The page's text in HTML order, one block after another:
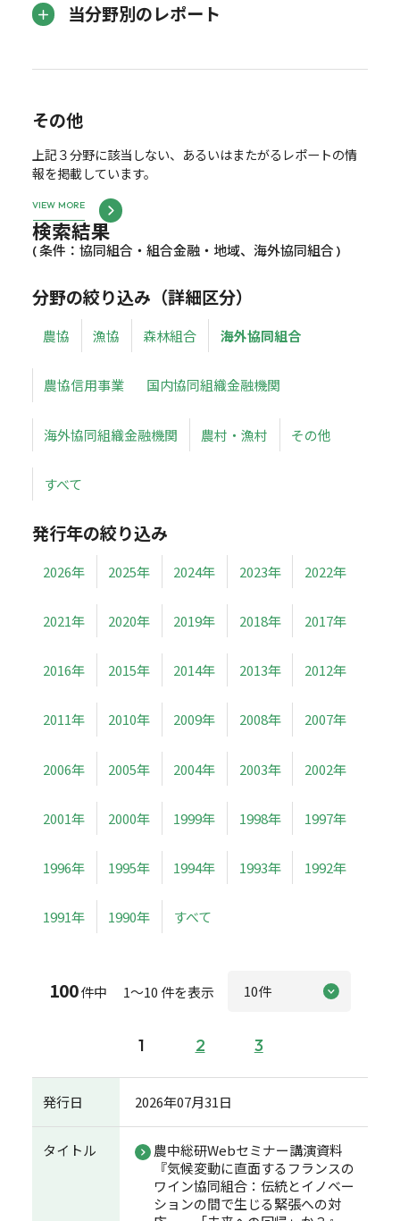
当分野別のレポート
その他
上記３分野に該当しない、あるいはまたがるレポートの情
報を掲載しています。
VIEW MORE
検索結果
( 条件：協同組合・組合金融・地域、海外協同組合 )
分野の絞り込み（詳細区分）
農協 漁協 森林組合 海外協同組合
農協信用事業 国内協同組織金融機関
海外協同組織金融機関 農村・漁村 その他
すべて
発行年の絞り込み
2026年 2025年 2024年 2023年 2022年
2021年 2020年 2019年 2018年 2017年
2016年 2015年 2014年 2013年 2012年
2011年 2010年 2009年 2008年 2007年
2006年 2005年 2004年 2003年 2002年
2001年 2000年 1999年 1998年 1997年
1996年 1995年 1994年 1993年 1992年
1991年 1990年 すべて
100件中 1～10 件を表示
1 2 3
発行日 2026年07月31日
タイトル
農中総研Webセミナー講演資料
『気候変動に直面するフランスの
ワイン協同組合：伝統とイノベー
ションの間で生じる緊張への対